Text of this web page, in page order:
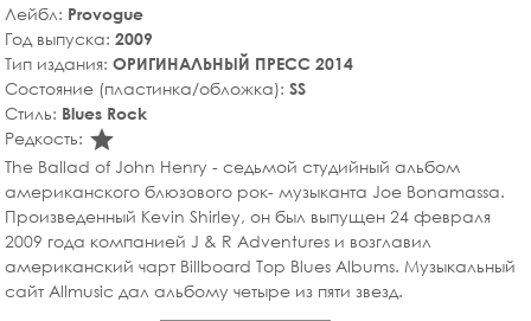
Лейбл: Provogue
Год выпуска: 2009
Тип издания: ОРИГИНАЛЬНЫЙ ПРЕСС 2014
Состояние (пластинка/обложка): SS
Стиль: Blues Rock
Редкость: star_rate
The Ballad of John Henry - седьмой студийный альбом
американского блюзового рок- музыканта Joe Bonamassa.
Произведенный Kevin Shirley, он был выпущен 24 февраля
2009 года компанией J & R Adventures и возглавил
американский чарт Billboard Top Blues Albums. Музыкальный
сайт Allmusic дал альбому четыре из пяти звезд.